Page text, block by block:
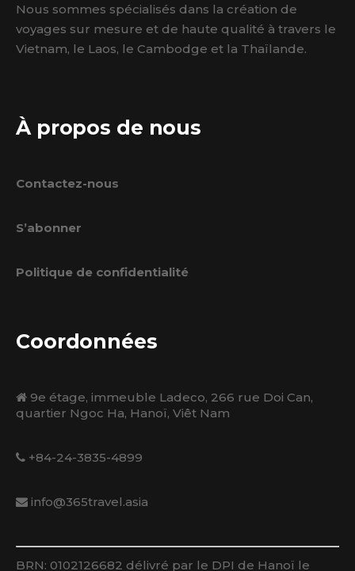
Nous sommes spécialisés dans la création de
voyages sur mesure et de haute qualité à travers le
Vietnam, le Laos, le Cambodge et la Thaïlande.
À propos de nous
Contactez-nous
S’abonner
Politique de confidentialité
Coordonnées
9e étage, immeuble Ladeco, 266 rue Doi Can,
quartier Ngoc Ha, Hanoï, Viêt Nam
+84-24-3835-4899
info@365travel.asia
BRN: 0102126682 délivré par le DPI de Hanoï le